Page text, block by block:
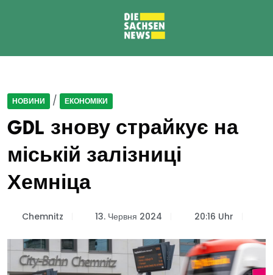
НОВИНИ / ЕКОНОМІКИ
GDL знову страйкує на
міській залізниці
Хемніца
Chemnitz 13. Червня 2024 20:16 Uhr